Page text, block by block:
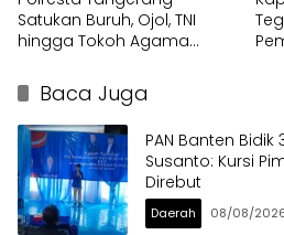
Satukan Buruh, Ojol, TNI
hingga Tokoh Agama
Baca Juga
PAN Banten Bidik
Susanto: Kursi
Direbut
Daerah 08/08/